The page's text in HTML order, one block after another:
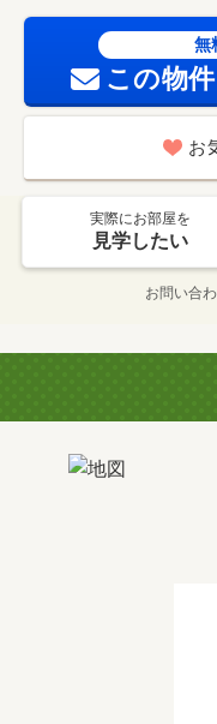
無
この物
お
実際にお部屋を
見学したい
お問い合